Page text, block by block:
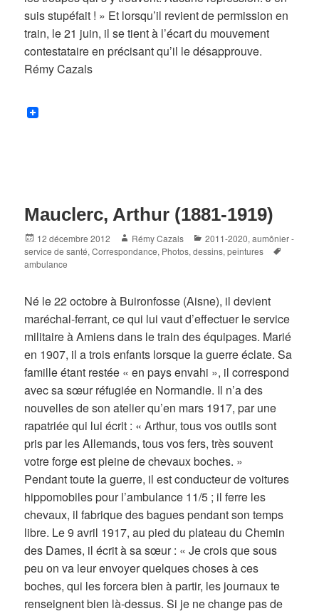
suis stupéfait ! » Et lorsqu’il revient de permission en
train, le 21 juin, il se tient à l’écart du mouvement
contestataire en précisant qu’il le désapprouve.
Rémy Cazals
Mauclerc, Arthur (1881-1919)
Posted
on
12 décembre 2012 Author
Rémy Cazals Categories
2011-2020,aumônier -
service de santé,Correspondance, Photos, dessins, peintures
ambulance
Né le 22 octobre à Buironfosse (Aisne), il devient
maréchal-ferrant, ce qui lui vaut d’effectuer le service
militaire à Amiens dans le train des équipages. Marié
en 1907, il a trois enfants lorsque la guerre éclate. Sa
famille étant restée « en pays envahi », il correspond
avec sa sœur réfugiée en Normandie. Il n’a des
nouvelles de son atelier qu’en mars 1917, par une
rapatriée qui lui écrit : « Arthur, tous vos outils sont
pris par les Allemands, tous vos fers, très souvent
votre forge est pleine de chevaux boches. »
Pendant toute la guerre, il est conducteur de voitures
hippomobiles pour l’ambulance 11/5 ; il ferre les
chevaux, il fabrique des bagues pendant son temps
libre. Le 9 avril 1917, au pied du plateau du Chemin
des Dames, il écrit à sa sœur : « Je crois que sous
peu on va leur envoyer quelques choses à ces
boches, qui les forcera bien à partir, les journaux te
renseignent bien là-dessus. Si je ne change pas de